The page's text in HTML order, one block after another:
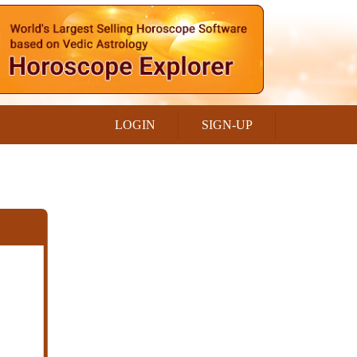
SIGN-UP
LOGIN